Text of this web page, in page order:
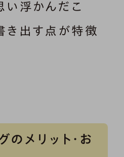
い浮かんだこ
き出す点が特徴
のメリット・お